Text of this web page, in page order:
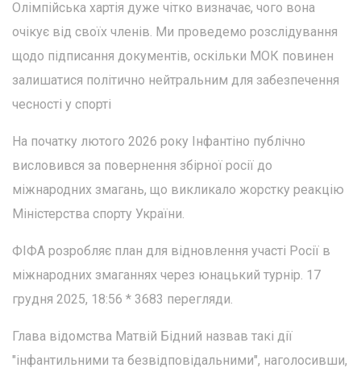
Олімпійська хартія дуже чітко визначає, чого вона
очікує від своїх членів. Ми проведемо розслідування
щодо підписання документів, оскільки МОК повинен
залишатися політично нейтральним для забезпечення
чесності у спорті
На початку лютого 2026 року Інфантіно публічно
висловився за повернення збірної росії до
міжнародних змагань, що викликало жорстку реакцію
Міністерства спорту України.
ФІФА розробляє план для відновлення участі Росії в
міжнародних змаганнях через юнацький турнір. 17
грудня 2025, 18:56 * 3683 перегляди.
Глава відомства Матвій Бідний назвав такі дії
"інфантильними та безвідповідальними", наголосивши,